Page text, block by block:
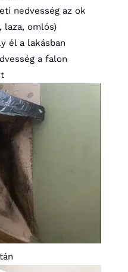
nedvesség az ok
laza, omlós)
él a lakásban
a falon